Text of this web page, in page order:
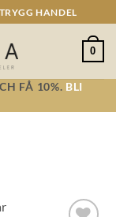
HANDEL
0
FÅ 10%. BLI